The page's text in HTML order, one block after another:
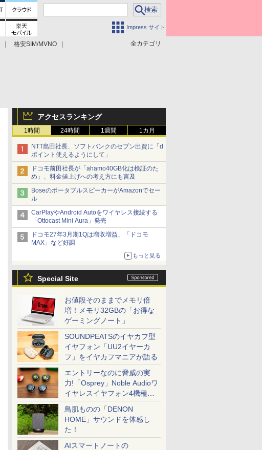
Impress サイト
全カテゴリ
格安SIM/MVNO
アクセスランキング
1時間 24時間 1週間 1カ月
NTT島田社長、ソフトバンクのセブン出資に「d
ポイント使えるようにして」
ドコモ前田社長が「ahamo40GB化は検証のた
め」、料金値上げへの考え方にも言及
BoseのポータブルスピーカーがAmazonでセー
ル
CarPlayやAndroid Autoをワイヤレス接続する
「Ottocast Mini Aura」発売
ドコモ27年3月期1Qは増収増益、「ドコモ
MAX」など好調
もっと見る
Special Site
お値段そのままでメモリ倍
増！メモリ32GBの「お得な
ゲーミングノート」
SOUNDPEATSのイヤカフ型
イヤフォン「UU2イヤーカ
フ」をイヤカフマニアが語る
エントリーなのに脅威の実
力!「Osprey」Noble Audioワ
イヤレスイヤフォン4機種を
一気に聴く
鳥肌ものの「DENON
HOME」サウンドを体感し
た！
AIスマートノートの